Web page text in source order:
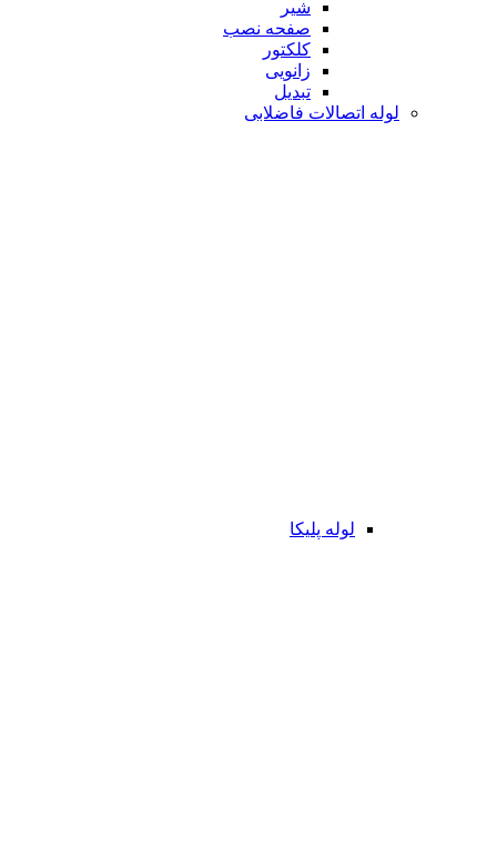
شیر
صفحه نصب
کلکتور
زانویی
تبدیل
لوله اتصالات فاضلابی
لوله پلیکا